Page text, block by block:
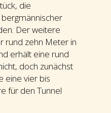
die
Der weitere
rund zehn Meter in
erhält eine rund
doch zunächst
eine vier bis
für den Tunnel